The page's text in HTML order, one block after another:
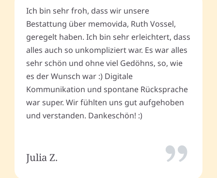
Ich bin sehr froh, dass wir unsere
Bestattung über memovida, Ruth Vossel,
geregelt haben. Ich bin sehr erleichtert, dass
alles auch so unkompliziert war. Es war alles
sehr schön und ohne viel Gedöhns, so, wie
es der Wunsch war :) Digitale
Kommunikation und spontane Rücksprache
war super. Wir fühlten uns gut aufgehoben
und verstanden. Dankeschön! :)
Julia Z.